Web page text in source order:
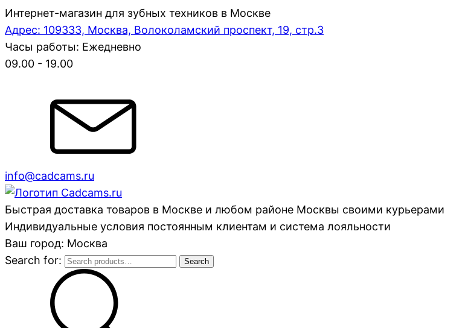
Интернет-магазин для зубных техников в Москве
Адрес: 109333, Москва, Волоколамский проспект, 19, стр.3
Часы работы: Ежедневно
09.00 - 19.00
info@cadcams.ru
Быстрая доставка товаров в Москве и любом районе Москвы своими курьерами
Индивидуальные условия постоянным клиентам и система лояльности
Ваш город: Москва
Search for:
Search